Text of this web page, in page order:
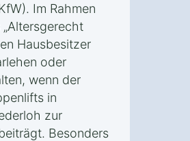
Im Rahmen
Hausbesitzer
oder
wenn der
in
zur
Besonders